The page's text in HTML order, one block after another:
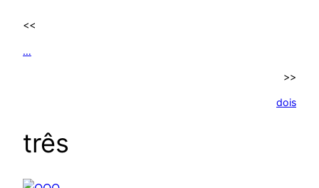
<<
…
>>
dois
três